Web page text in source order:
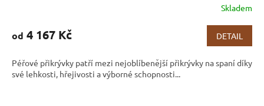
produktu
je
z
5
Skladem
od 4 167 Kč DETAIL
Péřové přikrývky patří mezi nejoblíbenější přikrývky na spaní díky
své lehkosti, hřejivosti a výborné schopnosti...